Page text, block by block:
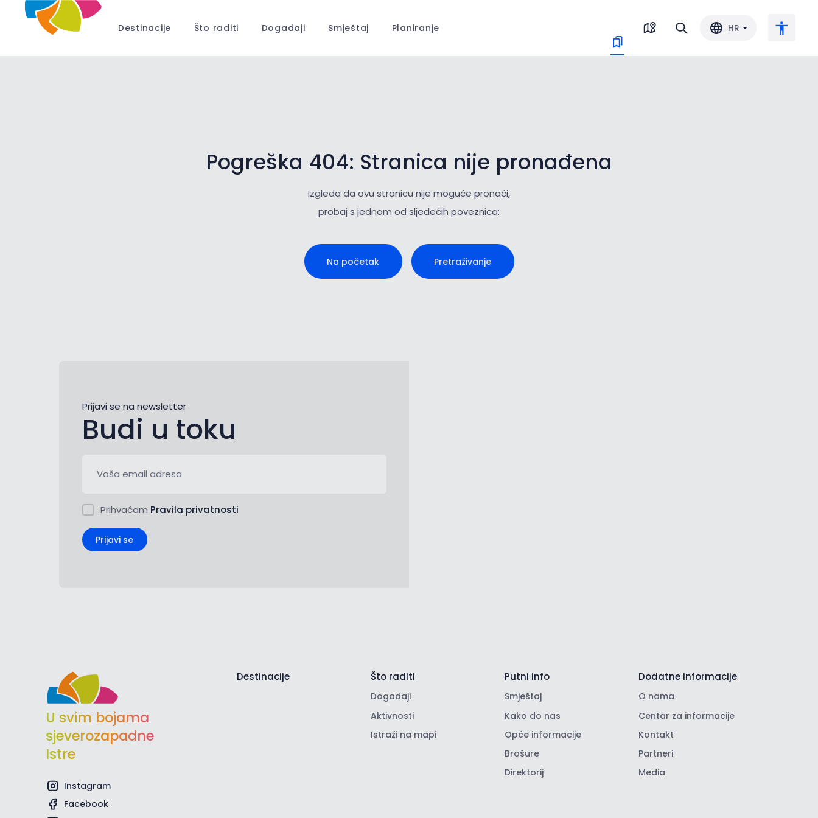
Destinacije Što raditi Događaji Smještaj Planiranje HR
Pogreška 404: Stranica nije pronađena
Izgleda da ovu stranicu nije moguće pronaći,
probaj s jednom od sljedećih poveznica:
Na početak Pretraživanje
Prijavi se na newsletter
Budi u toku
Prihvaćam Pravila privatnosti
Prijavi se
U svim bojama
sjeverozapadne
Istre
Instagram
Facebook
Destinacije Što raditi
Događaji
Aktivnosti
Istraži na mapi
Putni info
Smještaj
Kako do nas
Opće informacije
Brošure
Direktorij
Dodatne informacije
O nama
Centar za informacije
Kontakt
Partneri
Media